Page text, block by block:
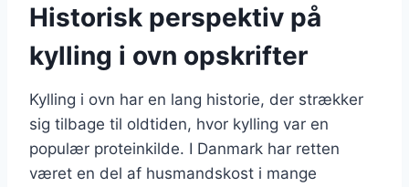
Historisk perspektiv på
kylling i ovn opskrifter
Kylling i ovn har en lang historie, der strækker
sig tilbage til oldtiden, hvor kylling var en
populær proteinkilde. I Danmark har retten
været en del af husmandskost i mange